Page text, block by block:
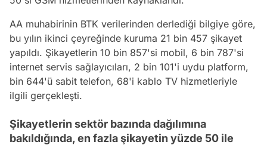
AA muhabirinin BTK verilerinden derlediği bilgiye göre,
bu yılın ikinci çeyreğinde kuruma 21 bin 457 şikayet
yapıldı. Şikayetlerin 10 bin 857'si mobil, 6 bin 787'si
internet servis sağlayıcıları, 2 bin 101'i uydu platform,
bin 644'ü sabit telefon, 68'i kablo TV hizmetleriyle
ilgili gerçekleşti.
Şikayetlerin sektör bazında dağılımına
bakıldığında, en fazla şikayetin yüzde 50 ile